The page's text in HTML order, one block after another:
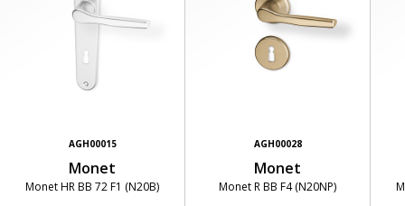
AGH00015
Monet
Monet HR BB 72 F1 (N20B)
AGH00028
Monet
Monet R BB F4 (N20NP)